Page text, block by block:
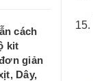
cách
kit
giản
Dây,